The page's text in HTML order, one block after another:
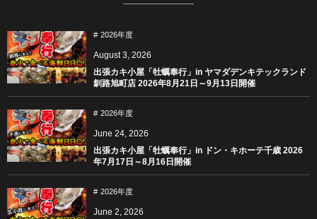
2026年度
August 3, 2026
出張カキ小屋「牡蠣奉行」in ヤマダデンキテックランド
釧路旭町店 2026年8月21日～9月13日開催
2026年度
June 24, 2026
出張カキ小屋「牡蠣奉行」in ドン・キホーテ千歳 2026
年7月17日～8月16日開催
2026年度
June 2, 2026